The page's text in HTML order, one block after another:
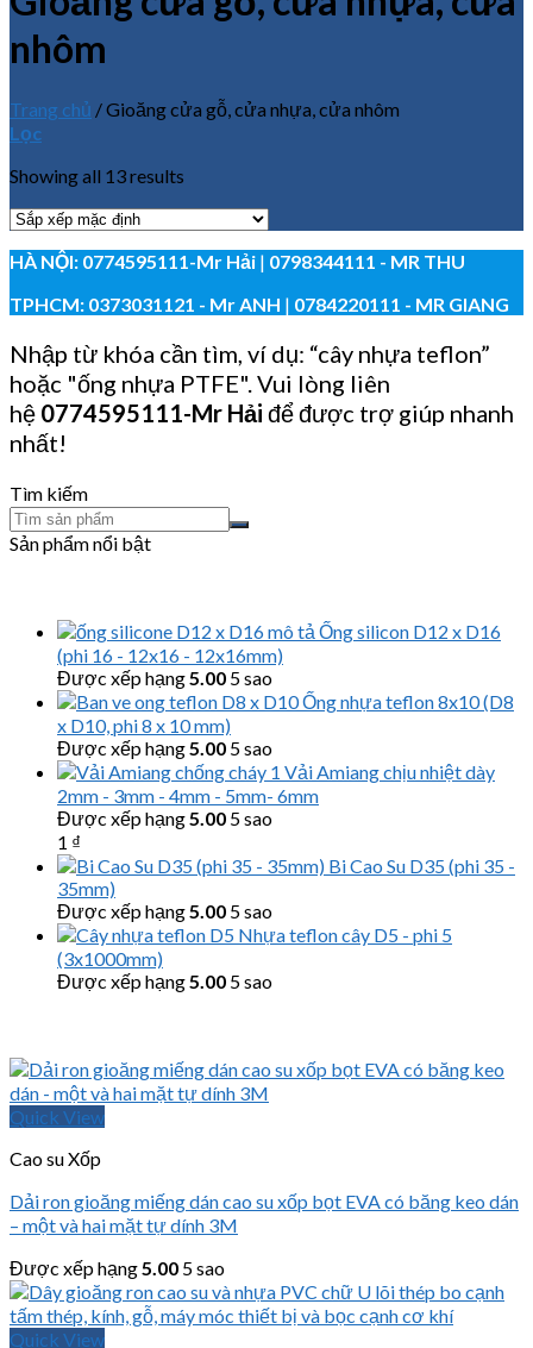
nhôm
Trang chủ /Gioăng cửa gỗ, cửa nhựa, cửa nhôm
Lọc
Showing all 13 results
HÀ NỘI: 0774595111-Mr Hải | 0798344111 - MR THU
TPHCM: 0373031121 - Mr ANH | 0784220111 - MR GIANG
Nhập từ khóa cần tìm, ví dụ: “cây nhựa teflon”
hoặc "ống nhựa PTFE". Vui lòng liên
hệ 0774595111-Mr Hải để được trợ giúp nhanh
nhất!
Tìm kiếm
Sản phẩm nổi bật
Ống silicon D12 x D16
(phi 16 - 12x16 - 12x16mm)
Được xếp hạng5.00 5 sao
Ống nhựa teflon 8x10 (D8
x D10, phi 8 x 10 mm)
Được xếp hạng5.00 5 sao
Vải Amiang chịu nhiệt dày
2mm - 3mm - 4mm - 5mm- 6mm
Được xếp hạng5.00 5 sao
1 ₫
Bi Cao Su D35 (phi 35 -
35mm)
Được xếp hạng5.00 5 sao
Nhựa teflon cây D5 - phi 5
(3x1000mm)
Được xếp hạng5.00 5 sao
Quick View
Cao su Xốp
Dải ron gioăng miếng dán cao su xốp bọt EVA có băng keo dán
– một và hai mặt tự dính 3M
Được xếp hạng5.00 5 sao
Quick View